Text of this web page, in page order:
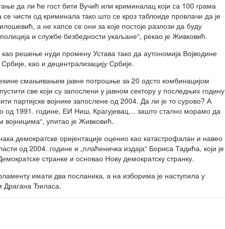
да ли ће гост бити Вучић или криминалац који са 100 грама
чисти од криминала тако што се кроз таблоиде провлачи да је
а не хапсе се они за које постоје разлози да буду
и службе безбедности укаљане“, рекао је Живковић.
решење нуди промену Устава тако да аутономија Војводине
као и децентрализацију Србије.
смањивањем јавне потрошње за 20 одсто комбинацијом
све који су запослени у јавном сектору у последњих годину
партијске војнике запослене од 2004. Да ли је то сурово? А
од 1991. године, ЕИ Ниш, Крагујевац… зашто стално морамо да
упитао је Живковић.
демократске оријентације оценио као катастрофалан и навео
од 2004. године и „плаћеничка издаја“ Бориса Тадића, који је
странке и основао Нову демократску странку.
имати два посланика, а на изборима је наступила у
Драгана Ђиласа.